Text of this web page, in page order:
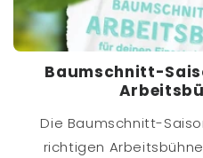
Baumschnitt-
Die Baumschnitt-
richtigen